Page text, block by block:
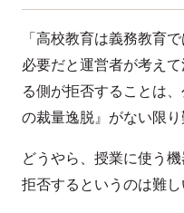
「高校教育は義務教育
必要だと運営者が考え
る側が拒否することは
の裁量逸脱』がない限り
どうやら、授業に使う
拒否するというのは難し